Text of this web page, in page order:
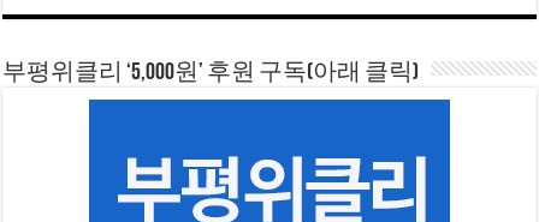
부평위클리 ‘5,000원’ 후원 구독(아래 클릭)